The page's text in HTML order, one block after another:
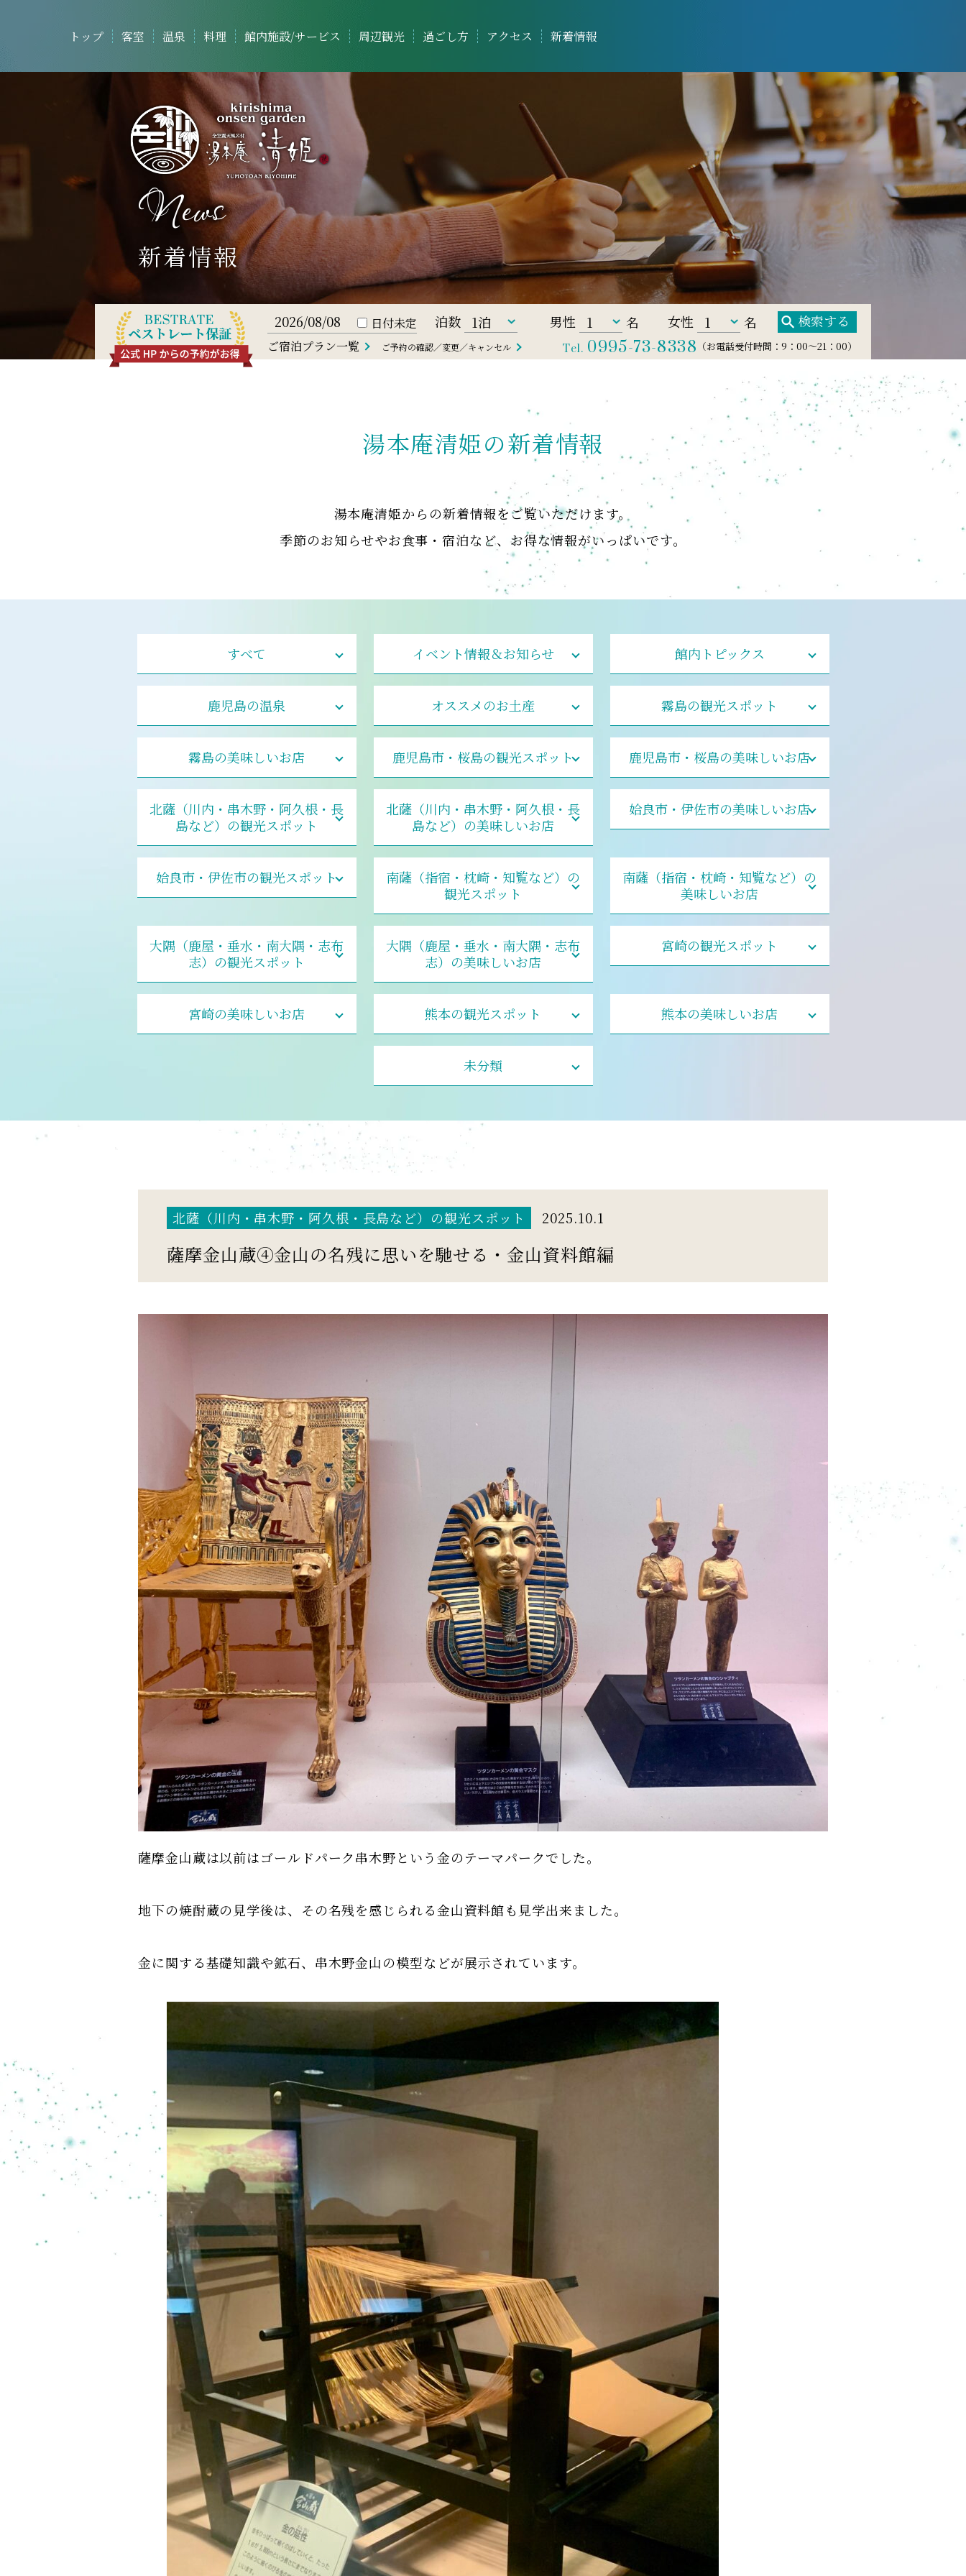
トップ 客室 温泉 料理 館内施設/サービス 周辺観光 過ごし方 アクセス 新着情報
News
新着情報
日付未定 泊数 男性 名 女性 名 検索する
ご宿泊プラン一覧 ご予約の確認／変更／キャンセル Tel. 0995-73-8338 （お電話受付時間：9：00～21：00）
湯本庵清姫の新着情報
湯本庵清姫からの新着情報をご覧いただけます。
季節のお知らせやお食事・宿泊など、 お得な情報がいっぱいです。
すべて イベント情報＆お知らせ 館内トピックス
鹿児島の温泉 オススメのお土産 霧島の観光スポット
霧島の美味しいお店 鹿児島市・桜島の観光スポット 鹿児島市・桜島の美味しいお店
北薩（川内・串木野・阿久根・長
島など）の観光スポット
北薩（川内・串木野・阿久根・長
島など）の美味しいお店
姶良市・伊佐市の美味しいお店
姶良市・伊佐市の観光スポット
南薩（指宿・枕崎・知覧など）の
観光スポット
南薩（指宿・枕崎・知覧など）の
美味しいお店
大隅（鹿屋・垂水・南大隅・志布
志）の観光スポット
大隅（鹿屋・垂水・南大隅・志布
志）の美味しいお店
宮崎の観光スポット
宮崎の美味しいお店 熊本の観光スポット 熊本の美味しいお店
未分類
北薩（川内・串木野・阿久根・長島など）の観光スポット 2025.10.1
薩摩金山蔵④金山の名残に思いを馳せる・金山資料館編
薩摩金山蔵は以前はゴールドパーク串木野という金のテーマパークでした。
地下の焼酎蔵の見学後は、その名残を感じられる金山資料館も見学出来ました。
金に関する基礎知識や鉱石、串木野金山の模型などが展示されています。